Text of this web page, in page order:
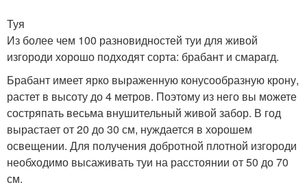
Туя
Из более чем 100 разновидностей туи для живой
изгороди хорошо подходят сорта: брабант и смарагд.
Брабант имеет ярко выраженную конусообразную крону,
растет в высоту до 4 метров. Поэтому из него вы можете
состряпать весьма внушительный живой забор. В год
вырастает от 20 до 30 см, нуждается в хорошем
освещении. Для получения добротной плотной изгороди
необходимо высаживать туи на расстоянии от 50 до 70
см.